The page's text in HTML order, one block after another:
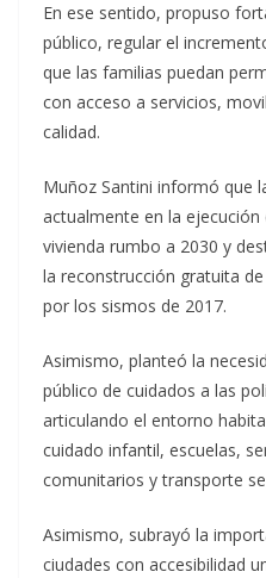
En ese sentido, propuso
público, regular el
que las familias puedan
con acceso a servicios,
calidad.
Muñoz Santini informó que
actualmente en la ejecución
vivienda rumbo a 2030 y
la reconstrucción gratuita
por los sismos de 2017.
Asimismo, planteó la
público de cuidados a las
articulando el entorno
cuidado infantil, escuelas,
comunitarios y transporte
Asimismo, subrayó la
ciudades con accesibilidad